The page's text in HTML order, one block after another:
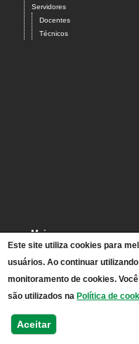
Servidores
Docentes
Técnicos
Mais
Tchê, achei!
Acesso ao Antigo Portal
A Unipampa
Relatórios de Gestão
Mapa
Este site utiliza cookies para
usuários. Ao continuar
monitoramento de cookies.
são utilizados na Política de
Aceitar